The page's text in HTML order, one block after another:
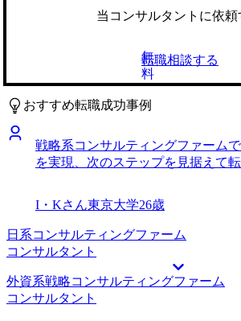
れしかったです。 個人的な事情で途中
てしまったファームもあり、選択肢が
した。 それでも永井さんは、転職活動
自分に引き続き手厚く支援をしてくれ
行きたいファームに行くことができま
います。 転職前は年収600万円、転職後
りました。 サプライチェーン周りで上
できるように、まずはコンサルタント
もらえたので、期待に応え早くマネー
ように頑張りたいです。
ンサルティングファームは、活躍次第
いたので、コンサルティングファーム
えました。 5社です。 担当してくれた
ンサルティングファームへの転職経験
覚えました。まだ業界ならではの悩み
ただき、メール等のレスポンスも非常
マチュアで信頼感が持てたため、永井
こうと決めました。 初めての転職とい
サポートしていただいきましたが、職
す。業務改善系の案件に強いコンサル
むことができました。永井さんに紹介
ようなファームも多く、業界への見識
きました。 細かいところまで気が利く
常に満足度が高かったです。 自分が銀
務、特に業務フローの整備などが想定
当コンサルタントに依頼
無
料
転職相談する
おすすめ転職成功事例
戦略系コンサルティングファーム
を実現、次のステップを見据えて
I・Kさん東京大学26歳
日系コンサルティングファーム
コンサルタント
外資系戦略コンサルティングファーム
コンサルタント